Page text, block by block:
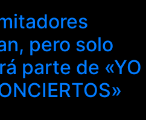
pero solo
parte de «YO